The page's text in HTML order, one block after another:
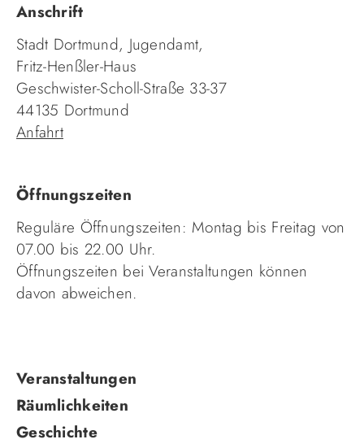
Anschrift
Stadt Dortmund, Jugendamt,
Fritz-Henßler-Haus
Geschwister-Scholl-Straße 33-37
44135 Dortmund
Anfahrt
Öffnungszeiten
Reguläre Öffnungszeiten: Montag bis Freitag von
07.00 bis 22.00 Uhr.
Öffnungszeiten bei Veranstaltungen können
davon abweichen.
Navigation
überspringen
Veranstaltungen
Räumlichkeiten
Geschichte